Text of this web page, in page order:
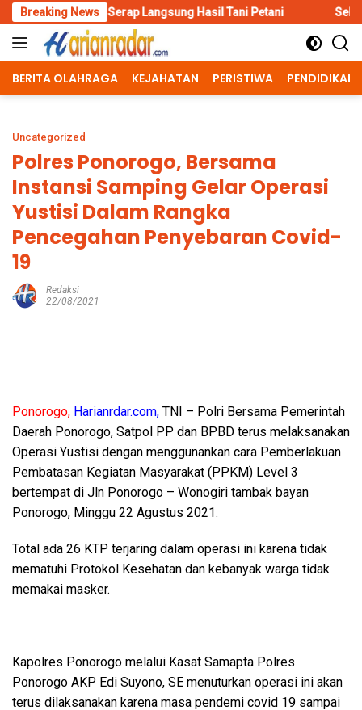
Skip
to
content
Breaking News
Serap Langsung Hasil Tani Petani Selamat Jalan Cak
BERITA OLAHRAGA KEJAHATAN PERISTIWA PENDIDIKAN
Uncategorized
Polres Ponorogo, Bersama
Instansi Samping Gelar Operasi
Yustisi Dalam Rangka
Pencegahan Penyebaran Covid-
19
Redaksi
22/08/2021
Ponorogo, Harianrdar.com, TNI – Polri Bersama Pemerintah
Daerah Ponorogo, Satpol PP dan BPBD terus melaksanakan
Operasi Yustisi dengan menggunankan cara Pemberlakuan
Pembatasan Kegiatan Masyarakat (PPKM) Level 3
bertempat di Jln Ponorogo – Wonogiri tambak bayan
Ponorogo, Minggu 22 Agustus 2021.
Total ada 26 KTP terjaring dalam operasi ini karena tidak
mematuhi Protokol Kesehatan dan kebanyak warga tidak
memakai masker.
Kapolres Ponorogo melalui Kasat Samapta Polres
Ponorogo AKP Edi Suyono, SE menuturkan operasi ini akan
terus dilaksanakan karena masa pendemi covid 19 sampai